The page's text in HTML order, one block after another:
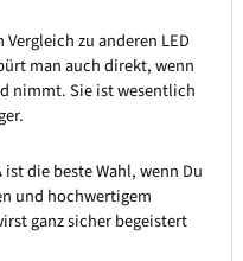
zu anderen LED
man auch direkt, wenn
nimmt. Sie ist wesentlich
ist die beste Wahl, wenn Du
und hochwertigem
ganz sicher begeistert